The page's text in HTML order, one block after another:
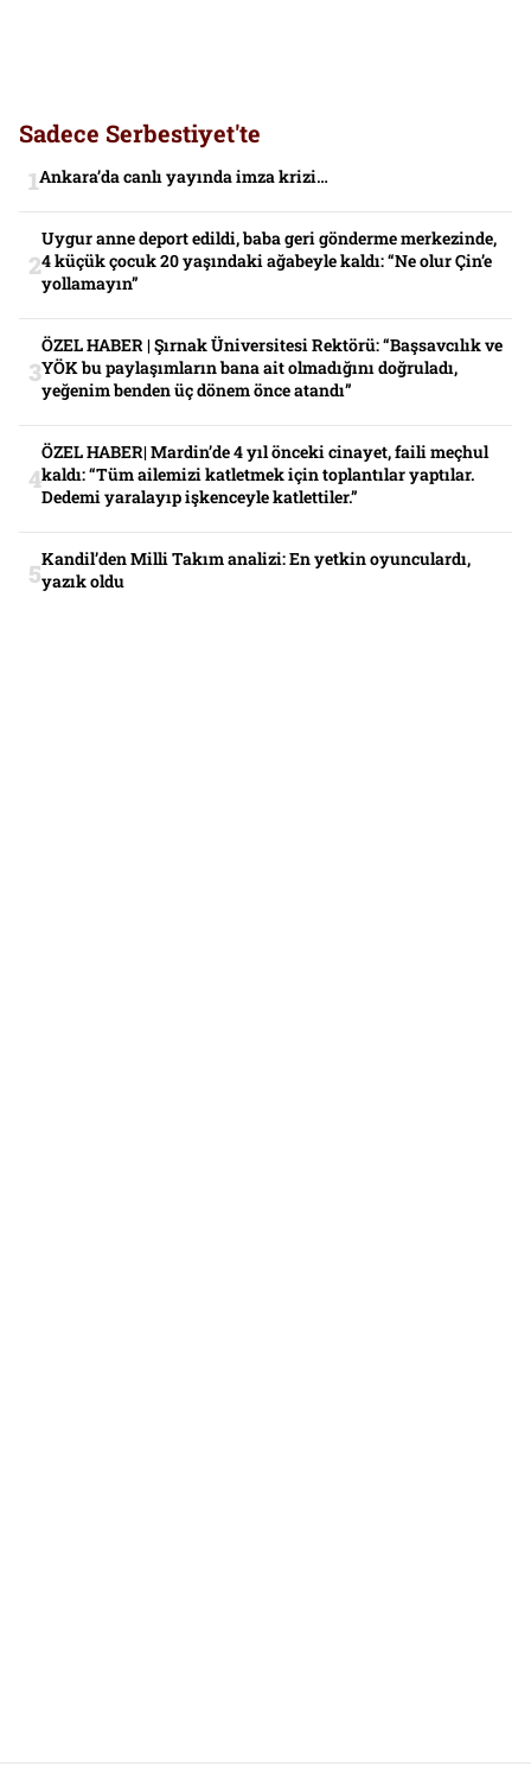
Sadece Serbestiyet'te
Ankara’da canlı yayında imza krizi…
Uygur anne deport edildi, baba geri gönderme merkezinde,
4 küçük çocuk 20 yaşındaki ağabeyle kaldı: “Ne olur Çin’e
yollamayın”
ÖZEL HABER | Şırnak Üniversitesi Rektörü: “Başsavcılık ve
YÖK bu paylaşımların bana ait olmadığını doğruladı,
yeğenim benden üç dönem önce atandı”
ÖZEL HABER| Mardin’de 4 yıl önceki cinayet, faili meçhul
kaldı: “Tüm ailemizi katletmek için toplantılar yaptılar.
Dedemi yaralayıp işkenceyle katlettiler.”
Kandil’den Milli Takım analizi: En yetkin oyunculardı,
yazık oldu